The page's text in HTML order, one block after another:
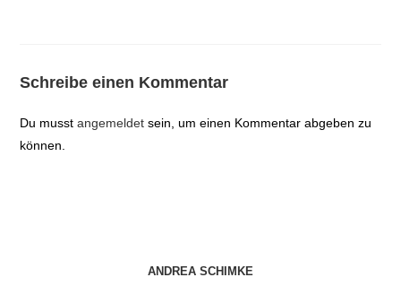
Schreibe einen Kommentar
Du musstangemeldet sein, um einen Kommentar abgeben zu
können.
ANDREA SCHIMKE